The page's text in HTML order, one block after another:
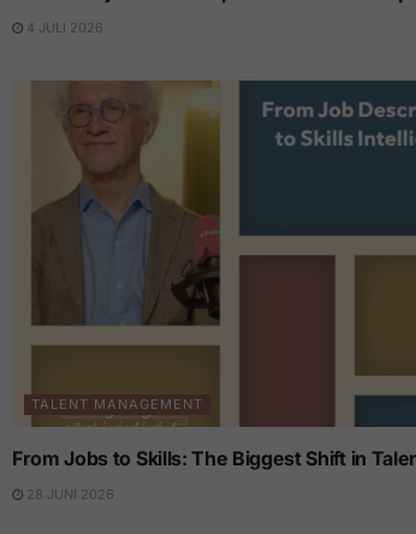
4 JULI 2026
TALENT MANAGEMENT
From Jobs to Skills: The Biggest Shift in
28 JUNI 2026